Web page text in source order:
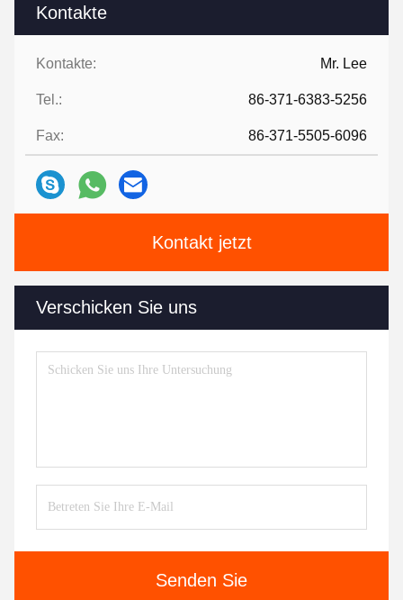
Kontakte
Kontakte: Mr. Lee
Tel.: 86-371-6383-5256
Fax: 86-371-5505-6096
Kontakt jetzt
Verschicken Sie uns
Senden Sie